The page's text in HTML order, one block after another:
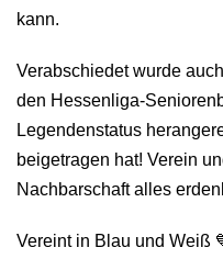
kann.
Verabschiedet wurde
den Hessenliga-
Legendenstatus
beigetragen hat! Verein
Nachbarschaft alles
Vereint in Blau und Weiß